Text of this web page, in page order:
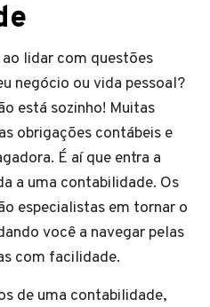
lidar com questões
negócio ou vida pessoal?
está sozinho! Muitas
obrigações contábeis e
É aí que entra a
a uma contabilidade. Os
especialistas em tornar o
você a navegar pelas
com facilidade.
de uma contabilidade,